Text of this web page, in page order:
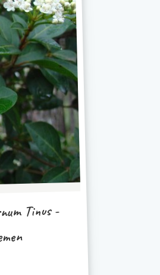
Tinus -